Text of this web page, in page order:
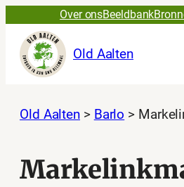
naar
inhoud
Over onsBeeldbank
Old Aalten
Old Aalten > Barlo >